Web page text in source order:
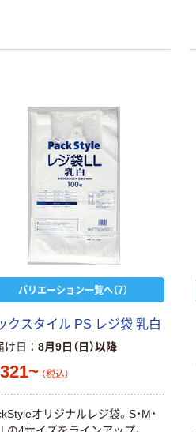
バリエーション一覧へ（7）
クスタイル PS レジ袋 乳白
け日 8月9日（日）以降
（税込）
オリジナルレジ袋。S・M・
オカモト 使いき
り手袋 LDポリ
￥248~ （税込）